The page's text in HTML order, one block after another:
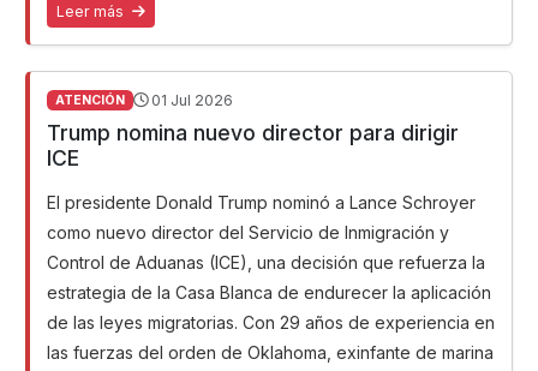
Leer más
ATENCIÓN 01 Jul 2026
Trump nomina nuevo director para dirigir
ICE
El presidente Donald Trump nominó a Lance Schroyer
como nuevo director del Servicio de Inmigración y
Control de Aduanas (ICE), una decisión que refuerza la
estrategia de la Casa Blanca de endurecer la aplicación
de las leyes migratorias. Con 29 años de experiencia en
las fuerzas del orden de Oklahoma, exinfante de marina